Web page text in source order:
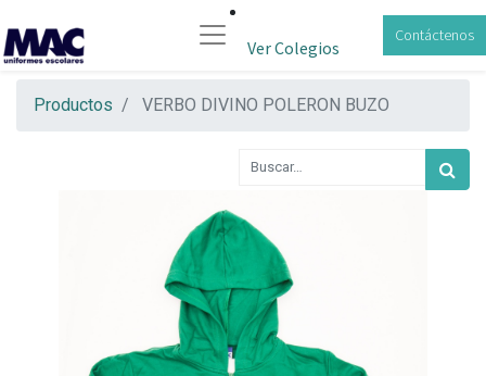
Ver Colegios
Contáctenos
Productos VERBO DIVINO POLERON BUZO